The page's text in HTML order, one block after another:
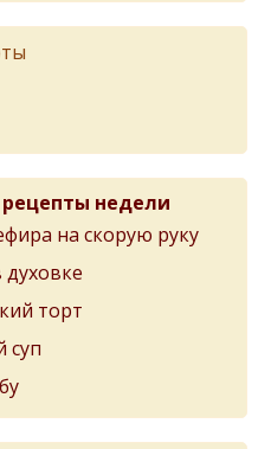
недели
на скорую руку
торт
суп